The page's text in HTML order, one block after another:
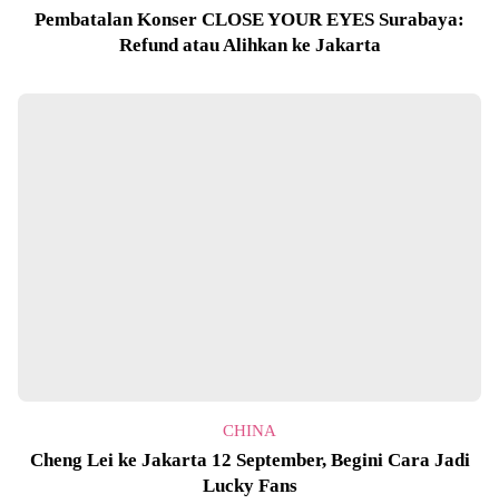
Pembatalan Konser CLOSE YOUR EYES Surabaya:
Refund atau Alihkan ke Jakarta
CHINA
Cheng Lei ke Jakarta 12 September, Begini Cara Jadi
Lucky Fans